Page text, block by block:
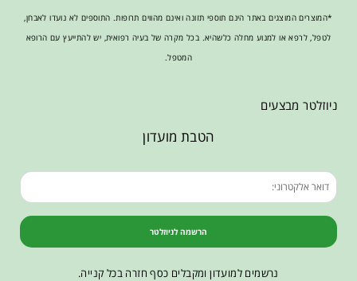
*המוצרים המוצגים באתר הינם תוספי תזונה ואינם מהווים תרופות. התוספים לא נועדו לאבחן,
לטפל, לרפא או למנוע מחלה כלשהיא. בכל מקרה של בעיה רפואית, יש להתייעץ עם הרופא
המטפל.
ניוזלטר מבצעים
הטבת מועדון
הרשמה לניוזלטר
נרשמים למועדון ומקבלים כסף חזרה בכל קנייה.